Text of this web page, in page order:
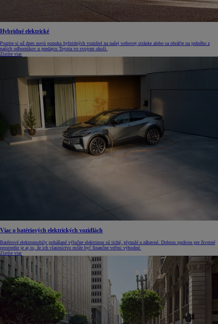
Hybridné elektrické
Pozrite si už dnes novú ponuku hybridných vozidiel na našej webovej stránke alebo sa obráťte na jedného z
našich odborníkov u predajcu Toyota vo svojom okolí.
Zistíte viac
Viac o batériových elektrických vozidlách
Batériové elektromobily poháňané výlučne elektrinou sú tiché, plynulé a zábavné. Dobrou správou pre životné
prostredie je aj to, že ich vlastníctvo môže byť finančne veľmi výhodné.
Zistíte viac